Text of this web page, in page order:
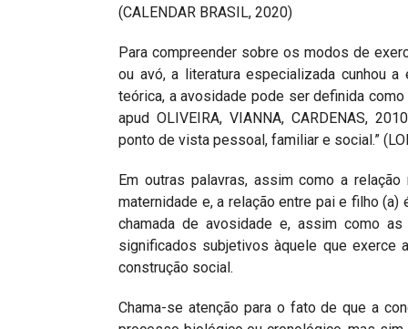
(CALENDAR BRASIL, 2020)
Para compreender sobre os modos de
ou avó, a literatura especializada cunhou
teórica, a avosidade pode ser definida
apud OLIVEIRA, VIANNA, CARDENAS,
ponto de vista pessoal, familiar e social.”
Em outras palavras, assim como a
maternidade e, a relação entre pai e filho
chamada de avosidade e, assim como
significados subjetivos àquele que exerce
construção social.
Chama-se atenção para o fato de que a